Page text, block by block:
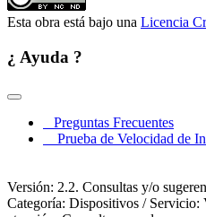
Esta obra está bajo una Licencia
¿ Ayuda ?
Preguntas Frecuentes
Prueba de Velocidad de
Versión: 2.2. Consultas y/o
Categoría: Dispositivos / Servicio: